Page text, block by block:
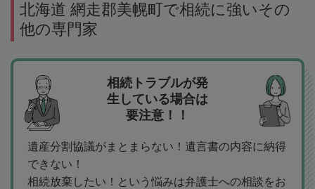
北海道 網走郡美幌町で相続に強いその
他の専門家
相続トラブルが発
生している場合は
要注意！！
遺産分割協議がまとまらない！遺言書の内容に納得
できない！
相続放棄したい！という悩みは弁護士への相談をお